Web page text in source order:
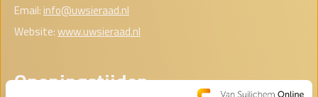
Email: info@uwsieraad.nl
Website:www.uwsieraad.nl
Openingstijden